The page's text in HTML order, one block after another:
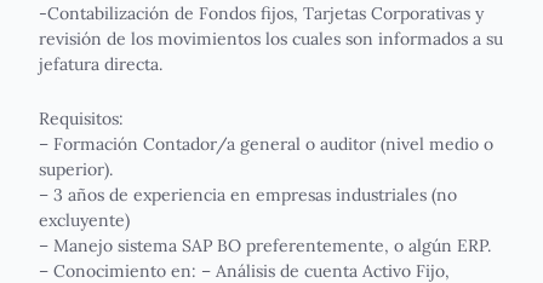
-Contabilización de Fondos fijos, Tarjetas Corporativas y
revisión de los movimientos los cuales son informados a su
jefatura directa.
Requisitos:
– Formación Contador/a general o auditor (nivel medio o
superior).
– 3 años de experiencia en empresas industriales (no
excluyente)
– Manejo sistema SAP BO preferentemente, o algún ERP.
– Conocimiento en: – Análisis de cuenta Activo Fijo,